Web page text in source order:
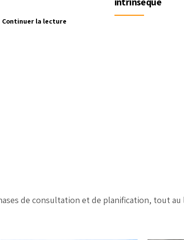
Continuer la lecture
de consultation et de planification, tout au